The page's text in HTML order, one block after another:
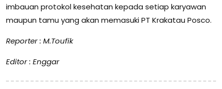
imbauan protokol kesehatan kepada setiap karyawan
maupun tamu yang akan memasuki PT Krakatau Posco.
Reporter : M.Toufik
Editor : Enggar